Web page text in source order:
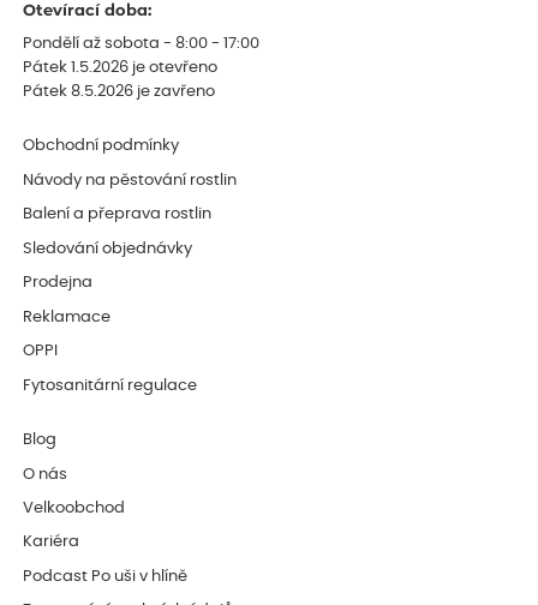
Otevírací doba:
Pondělí až sobota - 8:00 - 17:00
Pátek 1.5.2026 je otevřeno
Pátek 8.5.2026 je zavřeno
Obchodní podmínky
Návody na pěstování rostlin
Balení a přeprava rostlin
Sledování objednávky
Prodejna
Reklamace
OPPI
Fytosanitární regulace
Blog
O nás
Velkoobchod
Kariéra
Podcast Po uši v hlíně